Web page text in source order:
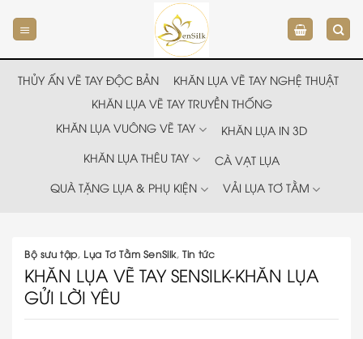
đến
nội
dung
THỦY ẤN VẼ TAY ĐỘC BẢN
KHĂN LỤA VẼ TAY NGHỆ THUẬT
KHĂN LỤA VẼ TAY TRUYỀN THỐNG
KHĂN LỤA VUÔNG VẼ TAY
KHĂN LỤA IN 3D
KHĂN LỤA THÊU TAY
CÀ VẠT LỤA
QUÀ TẶNG LỤA & PHỤ KIỆN
VẢI LỤA TƠ TẰM
Bộ sưu tập, Lụa Tơ Tằm SenSilk,Tin tức
KHĂN LỤA VẼ TAY SENSILK-KHĂN LỤA
GỬI LỜI YÊU